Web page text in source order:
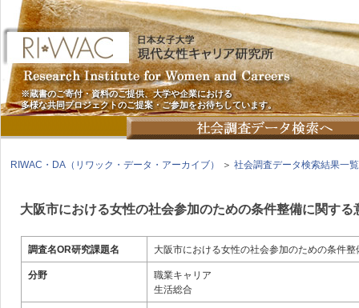
※蔵書のご寄付・資料のご提供、大学や企業における
多様な共同プロジェクトのご提案・ご参加をお待ちしています。
RIWAC・DA（リワック・データ・アーカイブ） ＞ 社会調査データ検索結果一覧
大阪市における女性の社会参加のための条件整備に関する
調査名OR研究課題名 大阪市における女性の社会参加のための条件
分野
職業キャリア
生活総合